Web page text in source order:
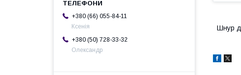
Шнур
+380 (66) 055-84-11
Ксенія
+380 (50) 728-33-32
Олександр